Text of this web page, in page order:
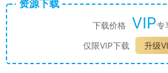
资源下载
下载价格 VIP专
仅限VIP下载
升级